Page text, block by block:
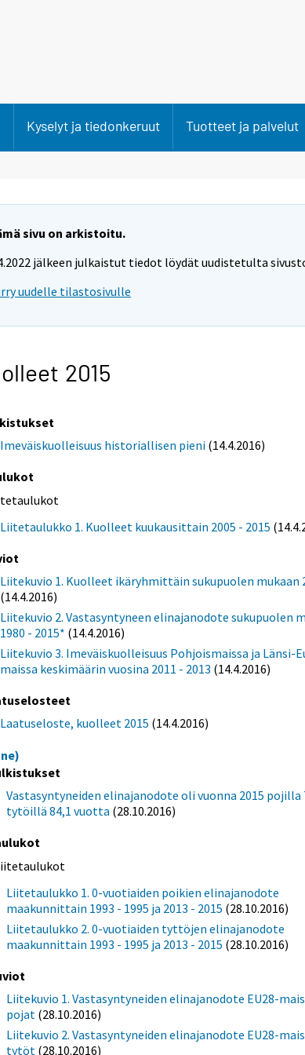
Kyselyt ja tiedonkeruut Tuotteet ja palvelut
sivu on arkistoitu.
jälkeen julkaistut tiedot löydät uudistetulta
uudelle tilastosivulle
2015
Imeväiskuolleisuus historiallisen pieni (14.4.2016)
Liitetaulukko 1. Kuolleet kuukausittain 2005 - 2015
Liitekuvio 1. Kuolleet ikäryhmittäin sukupuolen mukaan
(14.4.2016)
Liitekuvio 2. Vastasyntyneen elinajanodote sukupuolen
1980 - 2015* (14.4.2016)
Liitekuvio 3. Imeväiskuolleisuus Pohjoismaissa ja Länsi-
maissa keskimäärin vuosina 2011 - 2013 (14.4.2016)
Laatuseloste, kuolleet 2015 (14.4.2016)
Vastasyntyneiden elinajanodote oli vuonna 2015 pojilla
tytöillä 84,1 vuotta (28.10.2016)
Liitetaulukko 1. 0-vuotiaiden poikien elinajanodote
maakunnittain 1993 - 1995 ja 2013 - 2015 (28.10.2016)
Liitetaulukko 2. 0-vuotiaiden tyttöjen elinajanodote
maakunnittain 1993 - 1995 ja 2013 - 2015 (28.10.2016)
Liitekuvio 1. Vastasyntyneiden elinajanodote EU28-
pojat (28.10.2016)
Liitekuvio 2. Vastasyntyneiden elinajanodote EU28-
tytöt (28.10.2016)